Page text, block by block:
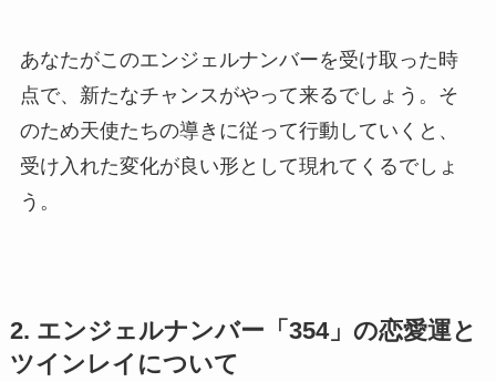
あなたがこのエンジェルナンバーを受け取った時
点で、新たなチャンスがやって来るでしょう。そ
のため天使たちの導きに従って行動していくと、
受け入れた変化が良い形として現れてくるでしょ
う。
2. エンジェルナンバー「354」の恋愛運と
ツインレイについて